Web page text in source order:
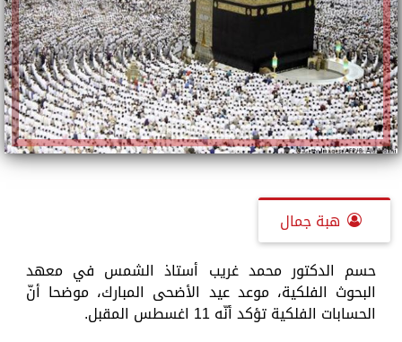
هبة جمال
حسم الدكتور محمد غريب أستاذ الشمس في معهد
البحوث الفلكية، موعد عيد الأضحى المبارك، موضحا أنّ
الحسابات الفلكية تؤكد أنّه 11 اغسطس المقبل.